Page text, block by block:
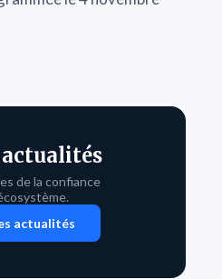
actualités
de la confiance
actualités